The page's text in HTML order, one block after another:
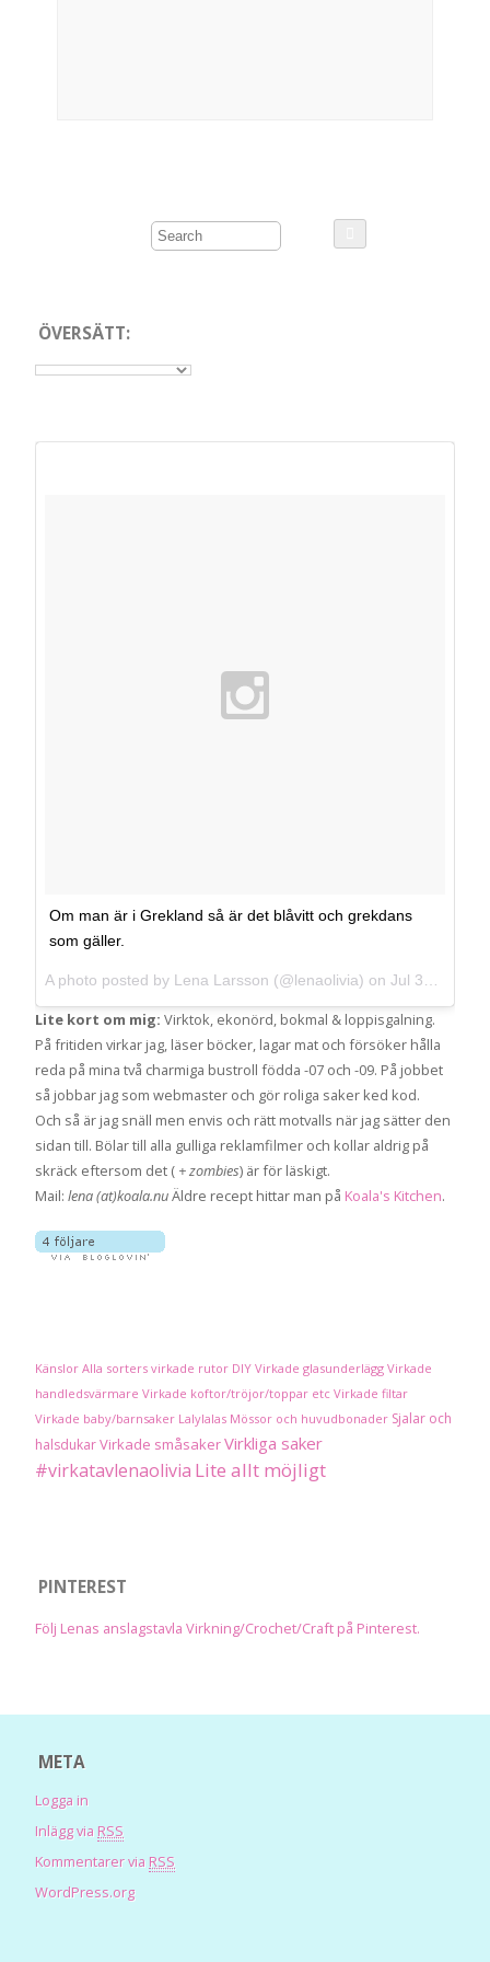
ÖVERSÄTT:
Om man är i Grekland så är det blåvitt och grekdans
som gäller.
A photo posted by Lena Larsson (@lenaolivia) onJul 31, 2013 at 8:50am PDT
Lite kort om mig: Virktok, ekonörd, bokmal & loppisgalning.
På fritiden virkar jag, läser böcker, lagar mat och försöker hålla
reda på mina två charmiga bustroll födda -07 och -09. På jobbet
så jobbar jag som webmaster och gör roliga saker ked kod.
Och så är jag snäll men envis och rätt motvalls när jag sätter den
sidan till. Bölar till alla gulliga reklamfilmer och kollar aldrig på
skräck eftersom det ( + zombies) är för läskigt.
Mail:lena (at)koala.nuÄldre recept hittar man på Koala's Kitchen.
Känslor Alla sorters virkade rutor DIY Virkade glasunderlägg Virkade
handledsvärmare Virkade koftor/tröjor/toppar etc Virkade filtar
Virkade baby/barnsaker Lalylalas Mössor och huvudbonader Sjalar och
halsdukar Virkade småsakerVirkliga saker
#virkatavlenaolivia Lite allt möjligt
PINTEREST
Följ Lenas anslagstavla Virkning/Crochet/Craft på Pinterest.
META
Logga in
Inlägg via RSS
Kommentarer via RSS
WordPress.org